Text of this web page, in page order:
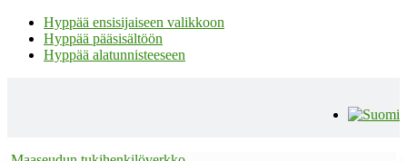
Hyppää ensisijaiseen valikkoon
Hyppää pääsisältöön
Hyppää alatunnisteeseen